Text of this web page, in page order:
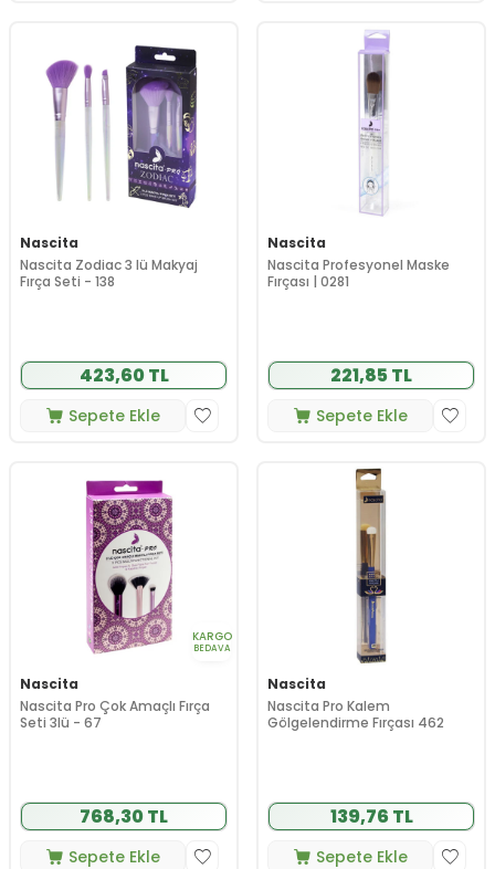
Nascita
Nascita Zodiac 3 lü Makyaj
Fırça Seti - 138
423,60 TL
Sepete Ekle
Nascita
Nascita Profesyonel Maske
Fırçası | 0281
221,85 TL
Sepete Ekle
KARGO
BEDAVA
Nascita
Nascita Pro Çok Amaçlı Fırça
Seti 3lü - 67
768,30 TL
Sepete Ekle
Nascita
Nascita Pro Kalem
Gölgelendirme Fırçası 462
139,76 TL
Sepete Ekle